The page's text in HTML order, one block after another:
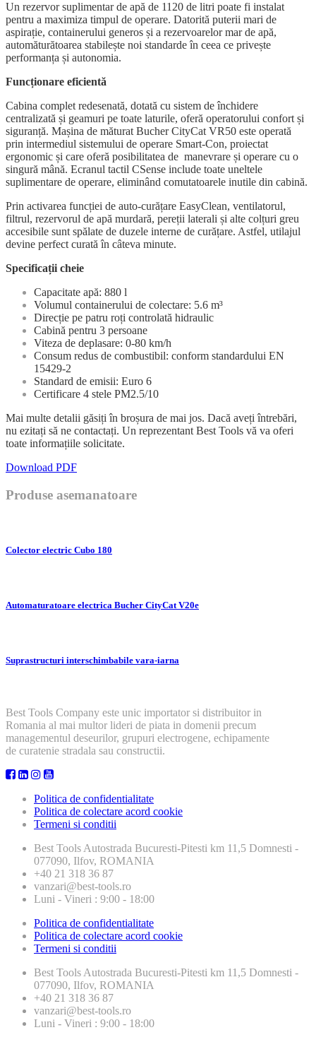
Un rezervor suplimentar de apă de 1120 de litri poate fi instalat
pentru a maximiza timpul de operare. Datorită puterii mari de
aspirație, containerului generos și a rezervoarelor mar de apă,
automăturătoarea stabilește noi standarde în ceea ce privește
performanța și autonomia.
Funcționare eficientă
Cabina complet redesenată, dotată cu sistem de închidere
centralizată și geamuri pe toate laturile, oferă operatorului confort și
siguranță. Mașina de măturat Bucher CityCat VR50 este operată
prin intermediul sistemului de operare Smart-Con, proiectat
ergonomic și care oferă posibilitatea de manevrare și operare cu o
singură mână. Ecranul tactil CSense include toate uneltele
suplimentare de operare, eliminând comutatoarele inutile din cabină.
Prin activarea funcției de auto-curățare EasyClean, ventilatorul,
filtrul, rezervorul de apă murdară, pereții laterali și alte colțuri greu
accesibile sunt spălate de duzele interne de curățare. Astfel, utilajul
devine perfect curată în câteva minute.
Specificații cheie
Capacitate apă: 880 l
Volumul containerului de colectare: 5.6 m³
Direcție pe patru roți controlată hidraulic
Cabină pentru 3 persoane
Viteza de deplasare: 0-80 km/h
Consum redus de combustibil: conform standardului EN
15429-2
Standard de emisii: Euro 6
Certificare 4 stele PM2.5/10
Mai multe detalii găsiți în broșura de mai jos. Dacă aveți întrebări,
nu ezitați să ne contactați. Un reprezentant Best Tools vă va oferi
toate informațiile solicitate.
Download PDF
Produse asemanatoare
Colector electric Cubo 180
Automaturatoare electrica Bucher CityCat V20e
Suprastructuri interschimbabile vara-iarna
Best Tools Company este unic importator si distribuitor in
Romania al mai multor lideri de piata in domenii precum
managementul deseurilor, grupuri electrogene, echipamente
de curatenie stradala sau constructii.
Politica de confidentialitate
Politica de colectare acord cookie
Termeni si conditii
Best Tools Autostrada Bucuresti-Pitesti km 11,5 Domnesti -
077090, Ilfov, ROMANIA
+40 21 318 36 87
vanzari@best-tools.ro
Luni - Vineri : 9:00 - 18:00
Politica de confidentialitate
Politica de colectare acord cookie
Termeni si conditii
Best Tools Autostrada Bucuresti-Pitesti km 11,5 Domnesti -
077090, Ilfov, ROMANIA
+40 21 318 36 87
vanzari@best-tools.ro
Luni - Vineri : 9:00 - 18:00